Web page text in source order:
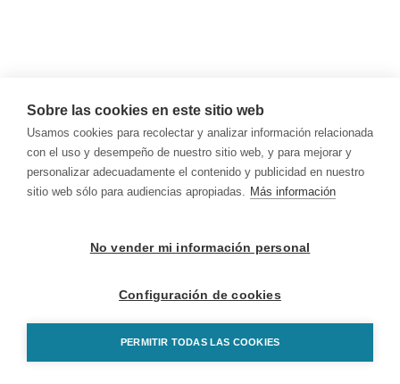
Sobre las cookies en este sitio web
Usamos cookies para recolectar y analizar información relacionada
con el uso y desempeño de nuestro sitio web, y para mejorar y
personalizar adecuadamente el contenido y publicidad en nuestro
sitio web sólo para audiencias apropiadas. Más información
No vender mi información personal
Configuración de cookies
PERMITIR TODAS LAS COOKIES